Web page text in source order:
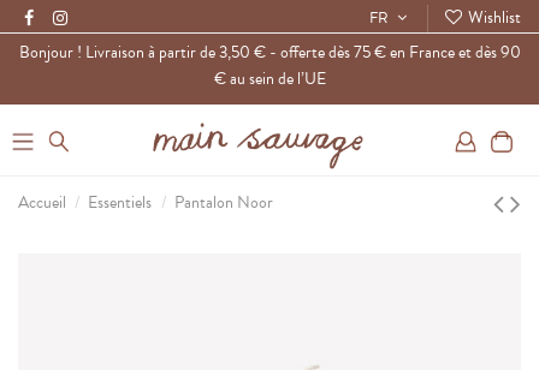
Bonjour ! Livraison à partir de 3,50 € - offerte dès 75 € en France et dès 90
€ au sein de l’UE
FR Wishlist
0
Accueil Essentiels Pantalon Noor